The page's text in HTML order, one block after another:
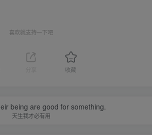
喜欢就支持一下吧
收藏
being are good for something.
天生我才必有用